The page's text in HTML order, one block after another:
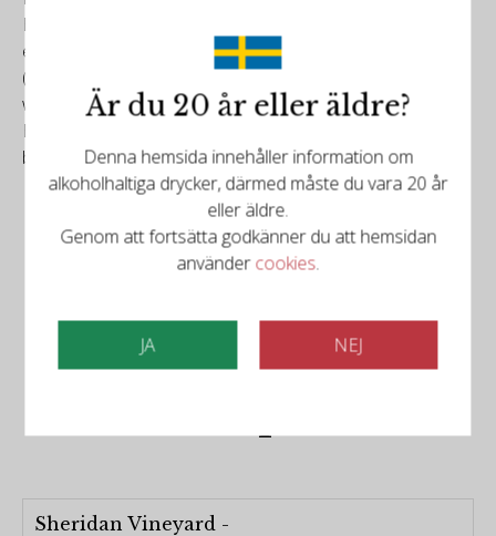
Bordeaux blends need look no further than this terrific
estate. As always, they release a few appellation blends
(Esploso and Sorella) and numerous single vineyard
wines (Champoux, Ciel du Cheval, Mays’ and Two
Blondes). The wines show singular characters and have
broad drink windows.
Det finns mer att upptäcka
Sheridan Vineyard -
Är du 20 år eller äldre?
Denna hemsida innehåller information om
alkoholhaltiga drycker, därmed måste du vara 20 år
eller äldre.
Genom att fortsätta godkänner du att hemsidan
användercookies.
JA NEJ